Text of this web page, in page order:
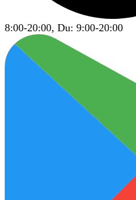
8:00-20:00, Du: 9:00-20:00